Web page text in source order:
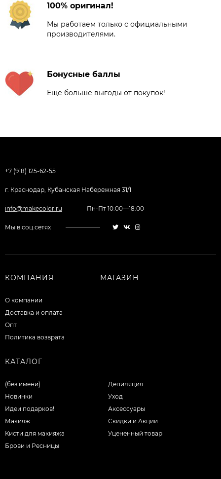
100% оригинал!
Мы работаем только с официальными
производителями.
Бонусные баллы
Еще больше выгоды от покупок!
+7 (918) 125-62-55
г. Краснодар, Кубанская Набережная 31/1
info@makecolor.ru Пн-Пт 10:00—18:00
Мы в соц.сетях
КОМПАНИЯ
О компании
Доставка и оплата
Опт
Политика возврата
МАГАЗИН
КАТАЛОГ
(без имени)
Новинки
Идеи подарков!
Макияж
Кисти для макияжа
Брови и Ресницы
Депиляция
Уход
Аксессуары
Скидки и Акции
Уцененный товар